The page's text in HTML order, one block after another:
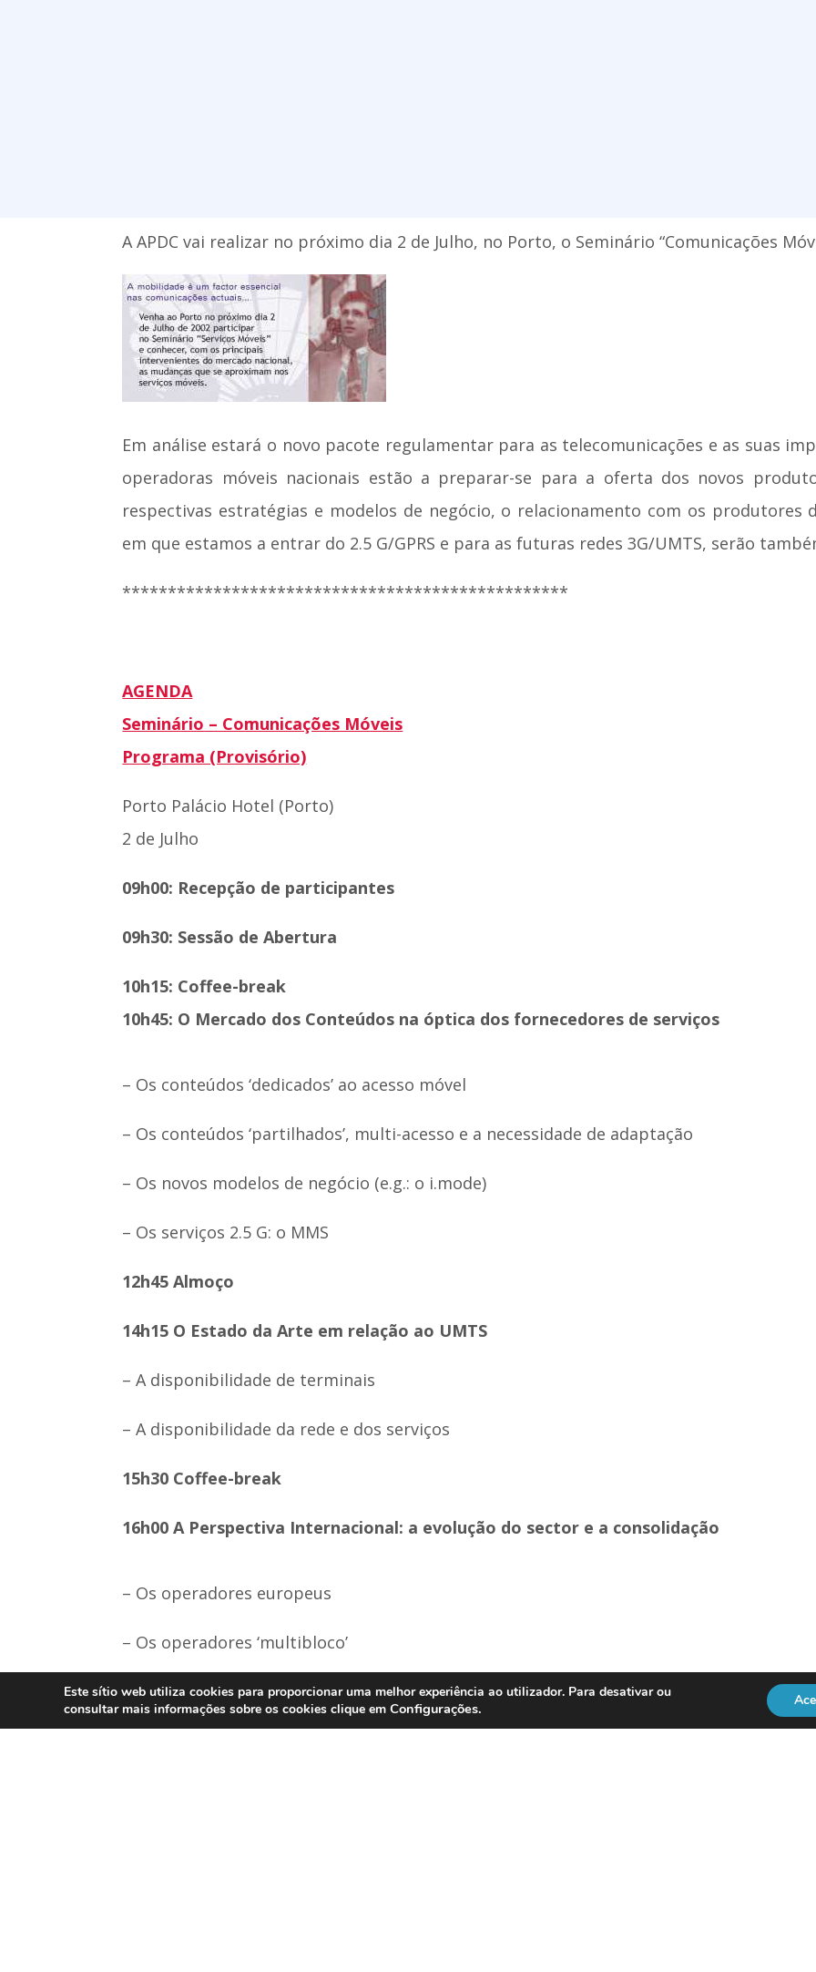
A APDC vai realizar no próximo dia 2 de Julho, no Porto, o Seminário “Comunicações
Em análise estará o novo pacote regulamentar para as telecomunicações e as suas
operadoras móveis nacionais estão a preparar-se para a oferta dos novos
respectivas estratégias e modelos de negócio, o relacionamento com os produtores
em que estamos a entrar do 2.5 G/GPRS e para as futuras redes 3G/UMTS, serão
*************************************************
AGENDA
Seminário – Comunicações Móveis
Programa (Provisório)
Porto Palácio Hotel (Porto)
2 de Julho
09h00: Recepção de participantes
09h30: Sessão de Abertura
10h15: Coffee-break
10h45: O Mercado dos Conteúdos na óptica dos fornecedores de serviços
– Os conteúdos ‘dedicados’ ao acesso móvel
– Os conteúdos ‘partilhados’, multi-acesso e a necessidade de adaptação
– Os novos modelos de negócio (e.g.: o i.mode)
– Os serviços 2.5 G: o MMS
12h45 Almoço
14h15 O Estado da Arte em relação ao UMTS
– A disponibilidade de terminais
– A disponibilidade da rede e dos serviços
15h30 Coffee-break
16h00 A Perspectiva Internacional: a evolução do sector e a consolidação
– Os operadores europeus
– Os operadores ‘multibloco’
17h00 Conclusões e Encerramento
Este sítio web utiliza cookies para proporcionar uma melhor experiência ao utilizador. Para desativar ou
consultar mais informações sobre os cookies clique em Configurações.